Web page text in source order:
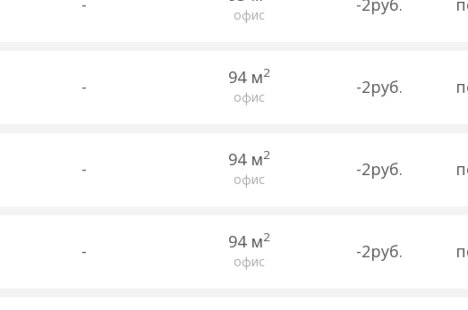
- офис -2руб.
- 94 м2
офис -2руб.
- 94 м2
офис -2руб.
- 94 м2
офис -2руб.